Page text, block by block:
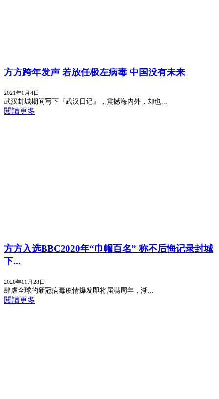
方方跨年发声 若放任极左病毒 中国没有未来
2021年1月4日
武汉封城期间写下『武汉日记』，震撼海内外，却也...
閱讀更多
方方入选BBC2020年“巾帼百名” 称不后悔记录封城
下...
2020年11月28日
肆虐全球的新冠病毒疫情爆发即将届满周年，湖...
閱讀更多